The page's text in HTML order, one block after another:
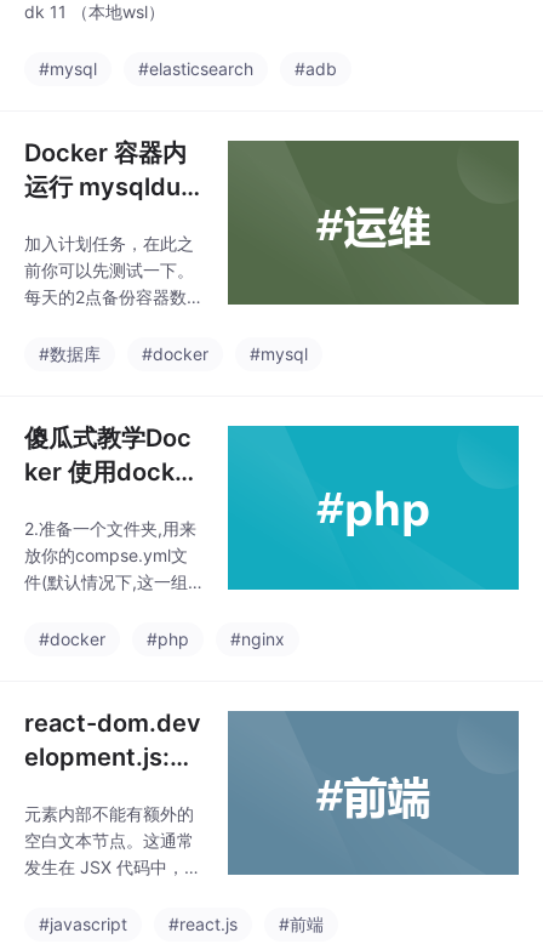
dk 11 （本地wsl）
#mysql #elasticsearch #adb
Docker 容器内
运行 mysqldum
ySQL 数据库，
自动化备份
加入计划任务，在此之
前你可以先测试一下。
每天的2点备份容器数据
#数据库
#docker #mysql
傻瓜式教学Doc
ker 使用docker
hp nginx mysql
2.准备一个文件夹,用来
放你的compse.yml文
件(默认情况下,这一组
文件夹名字),adminer
影子,它长这个样子。O
K没问题,说明Nginx 已
经和 PHP 正常通讯了,
请求;再给一个custome
_frame.conf文件,然后
就成功了,我们这个时候
面开始利用这三个镜像
#docker #php #nginx
react-dom.dev
elopment.js:86
teDOMNesting
(...): Whitespa
cannot appear
元素内部不能有额外的
空白文本节点。这通常
发生在 JSX 代码中，可
排版引起的。标签内部
#javascript #react.js #前端